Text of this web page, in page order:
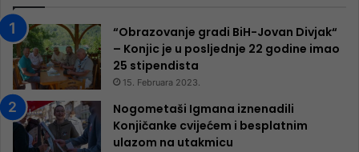
“Obrazovanje gradi BiH-Jovan Divjak“
– Konjic je u posljednje 22 godine imao
25 ​​stipendista
15. Februara 2023.
Nogometaši Igmana iznenadili
Konjičanke cvijećem i besplatnim
ulazom na utakmicu